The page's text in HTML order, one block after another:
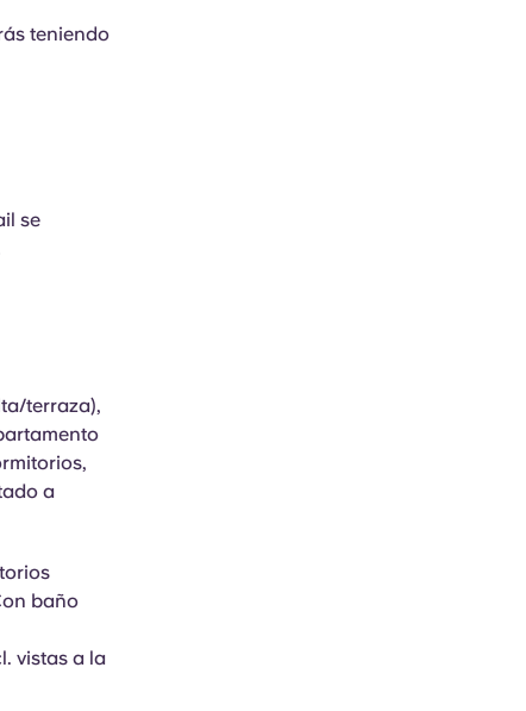
teniendo
se
terraza),
a
baño
vistas a la